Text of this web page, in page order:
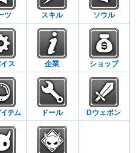
ツ スキル ソウル
ス 企業 ショップ
テム ドール Dウェポン